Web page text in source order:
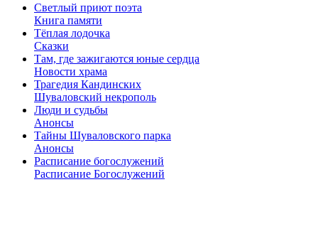
Светлый приют поэта
Книга памяти
Тёплая лодочка
Сказки
Там, где зажигаются юные сердца
Новости храма
Трагедия Кандинских
Шуваловский некрополь
Люди и судьбы
Анонсы
Тайны Шуваловского парка
Анонсы
Расписание богослужений
Расписание Богослужений